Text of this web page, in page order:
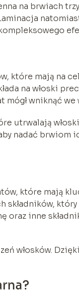
na brwiach
które mają na
na włoski
mógł wniknąć we
utrwalają
nadać brwiom
które mają
który
oraz inne
włosków.